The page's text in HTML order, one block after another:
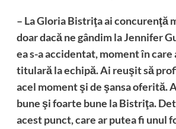
– La Gloria Bistriţa ai concurenţă
doar dacă ne gândim la Jennifer
ea s-a accidentat, moment în
titulară la echipă. Ai reuşit să
acel moment şi de şansa oferită.
bune şi foarte bune la Bistriţa.
acest punct, care ar putea fi unul